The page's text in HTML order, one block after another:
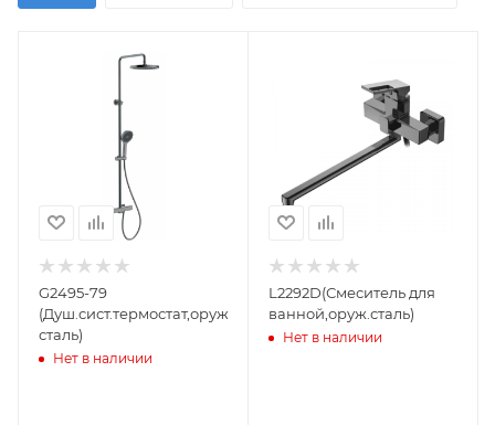
G2495-79
(Душ.сист.термостат,оружейная
сталь)
Нет в наличии
L2292D(Смеситель для
ванной,оруж.сталь)
Нет в наличии